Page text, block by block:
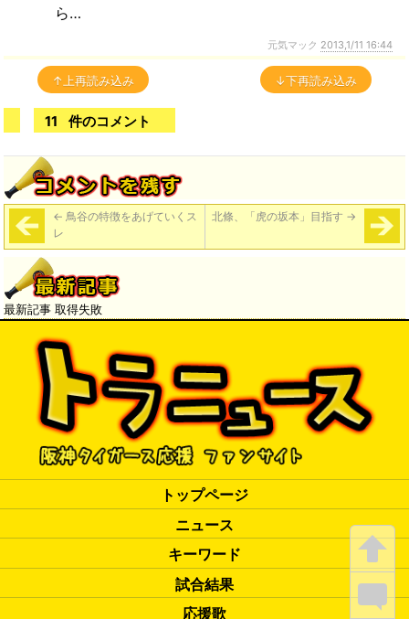
ら…
元気マック 2013,1/11 16:44
↑上再読み込み ↓下再読み込み
11 件のコメント
← 鳥谷の特徴をあげていくス
レ
北條、「虎の坂本」目指す →
最新記事 取得失敗
トップページ
ニュース
キーワード
試合結果
応援歌